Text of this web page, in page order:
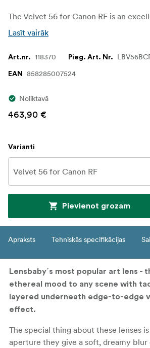
Lasīt vairāk
Art.nr. 118370 Pieg. Art. Nr.
EAN 858285007524
Noliktavā
463,90 €
Varianti
Pievienot grozam
Apraksts Tehniskās specifikācijas
Lensbaby´s most popular art lens -
ethereal mood to any scene with
layered underneath edge-to-edge
effect.
The special thing about these lenses
aperture they give a soft, dreamy blur